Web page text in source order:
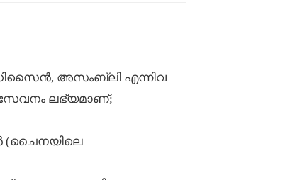
ഡിസൈൻ, അസംബ്ലി എന്നിവ
ലഭ്യമാണ്;
(ചൈനയിലെ